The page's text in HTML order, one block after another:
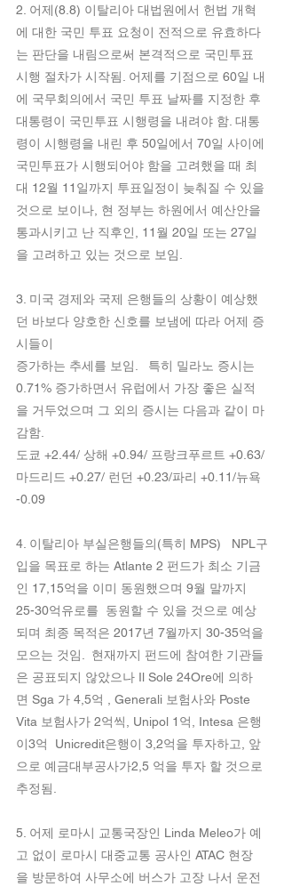
2. 어제(8.8) 이탈리아 대법원에서 헌법 개혁
에 대한 국민 투표 요청이 전적으로 유효하다
는 판단을 내림으로써 본격적으로 국민투표
시행 절차가 시작됨. 어제를 기점으로 60일 내
에 국무회의에서 국민 투표 날짜를 지정한 후
대통령이 국민투표 시행령을 내려야 함. 대통
령이 시행령을 내린 후 50일에서 70일 사이에
국민투표가 시행되어야 함을 고려했을 때 최
대 12월 11일까지 투표일정이 늦춰질 수 있을
것으로 보이나, 현 정부는 하원에서 예산안을
통과시키고 난 직후인, 11월 20일 또는 27일
을 고려하고 있는 것으로 보임.
3. 미국 경제와 국제 은행들의 상황이 예상했
던 바보다 양호한 신호를 보냄에 따라 어제 증
시들이
증가하는 추세를 보임.   특히 밀라노 증시는
0.71% 증가하면서 유럽에서 가장 좋은 실적
을 거두었으며 그 외의 증시는 다음과 같이 마
감함.
도쿄 +2.44/ 상해 +0.94/ 프랑크푸르트 +0.63/
마드리드 +0.27/ 런던 +0.23/파리 +0.11/뉴욕
-0.09
4. 이탈리아 부실은행들의(특히 MPS)   NPL구
입을 목표로 하는 Atlante 2 펀드가 최소 기금
인 17,15억을 이미 동원했으며 9월 말까지
25-30억유로를  동원할 수 있을 것으로 예상
되며 최종 목적은 2017년 7월까지 30-35억을
모으는 것임.  현재까지 펀드에 참여한 기관들
은 공표되지 않았으나 Il Sole 24Ore에 의하
면 Sga 가 4,5억 , Generali 보험사와 Poste
Vita 보험사가 2억씩, Unipol 1억, Intesa 은행
이3억  Unicredit은행이 3,2억을 투자하고, 앞
으로 예금대부공사가2,5 억을 투자 할 것으로
추정됨.
5. 어제 로마시 교통국장인 Linda Meleo가 예
고 없이 로마시 대중교통 공사인 ATAC 현장
을 방문하여 사무소에 버스가 고장 나서 운전